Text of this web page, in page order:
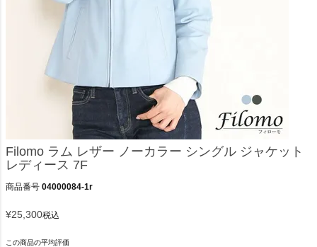
Filomo ラム レザー ノーカラー シングル ジャケット
レディース 7F
商品番号 04000084-1r
¥25,300税込